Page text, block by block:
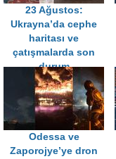
23 Ağustos:
Ukrayna’da cephe
haritası ve
çatışmalarda son
durum
Odessa ve
Zaporojye’ye dron